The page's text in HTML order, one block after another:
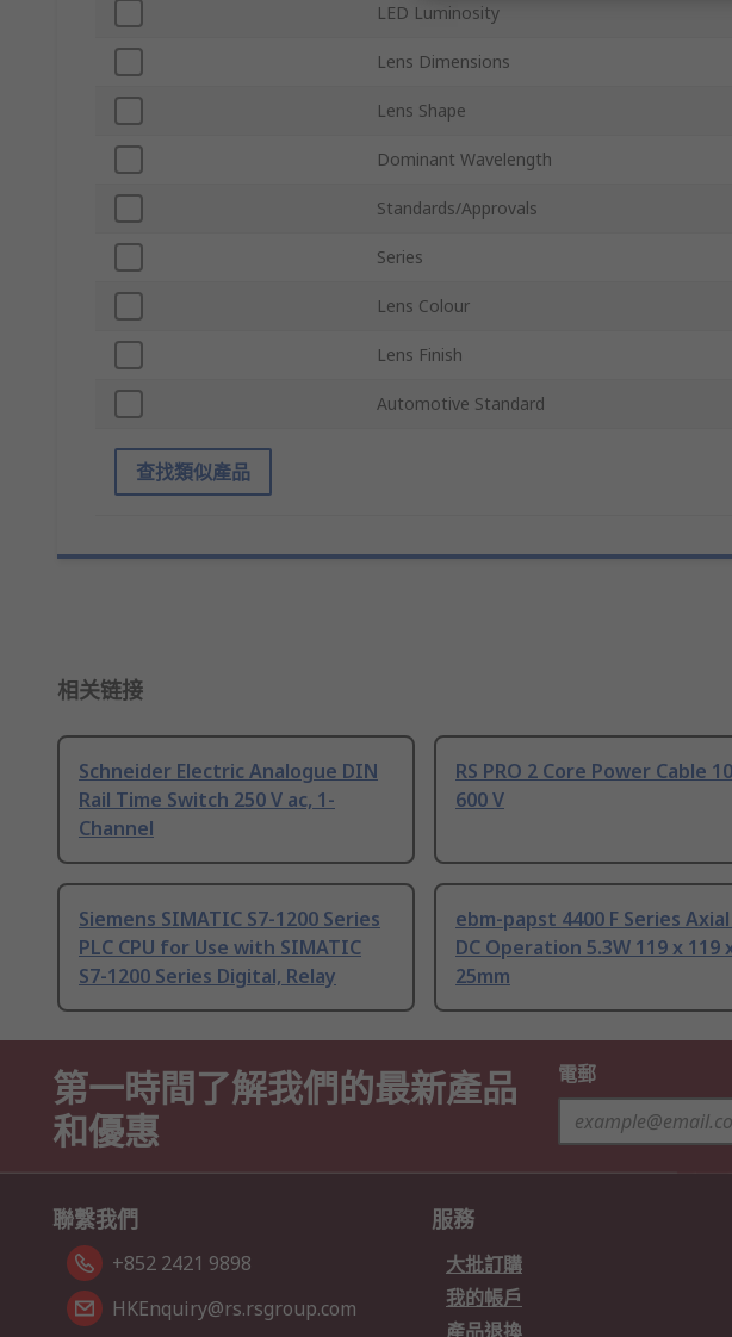
LED Luminosity
Lens Dimensions
Lens Shape
Dominant Wavelength
Standards/Approvals
Series
Lens Colour
Lens Finish
Automotive Standard
查找類似產品
相关链接
Schneider Electric Analogue DIN
Rail Time Switch 250 V ac, 1-
Channel
RS PRO 2 Core Power Cable
600 V
Siemens SIMATIC S7-1200 Series
PLC CPU for Use with SIMATIC
S7-1200 Series Digital, Relay
ebm-papst 4400 F Series Axial
DC Operation 5.3W 119 x 119
25mm
第一時間了解我們的最新產品
和優惠
電郵
聯繫我們
+852 2421 9898
HKEnquiry@rs.rsgroup.com
服務
大批訂購
我的帳戶
產品退換